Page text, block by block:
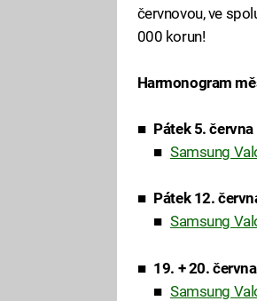
červnovou, ve
000 korun!
Harmonogram
Pátek 5.
Samsung
Pátek 12.
Samsung
19. + 20.
Samsung